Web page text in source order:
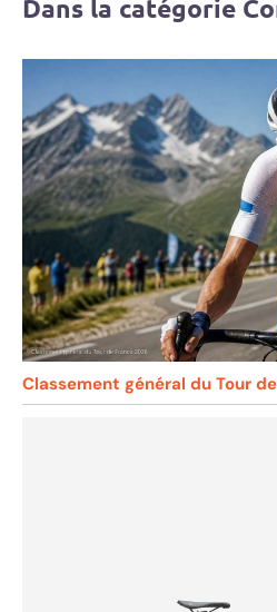
Dans la catégorie
Classement général du Tour